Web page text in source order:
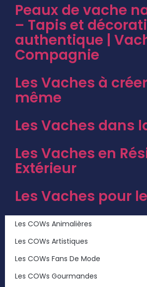
Peaux de vache
– Tapis et
authentique |
Compagnie
Les Vaches à
même
Les Vaches dans
Les Vaches en
Extérieur
Les Vaches pour
Les COWs Animalières
Les COWs Artistiques
Les COWs Fans De Mode
Les COWs Gourmandes